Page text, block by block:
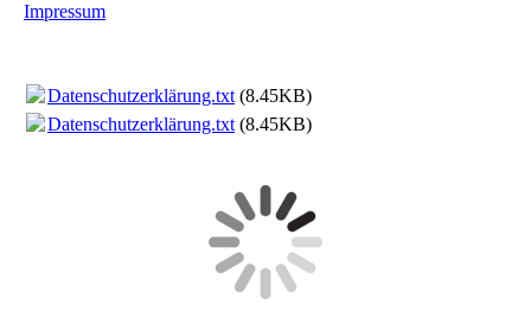
Impressum
Datenschutzerklärung.txt (8.45KB)
Datenschutzerklärung.txt (8.45KB)